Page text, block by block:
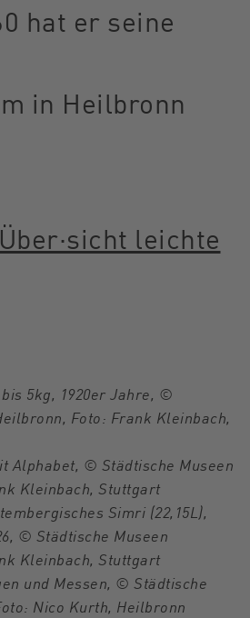
hat er seine
in Heilbronn
leichte
5kg, 1920er Jahre, ©
Foto: Frank Kleinbach,
Alphabet, © Städtische Museen
Kleinbach, Stuttgart
Simri (22,15L),
© Städtische Museen
Kleinbach, Stuttgart
und Messen, © Städtische
Nico Kurth, Heilbronn